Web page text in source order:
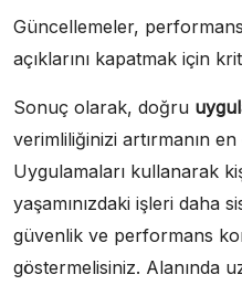
Güncellemeler,
açıklarını kapatmak için
Sonuç olarak, doğru
verimliliğinizi artırmanın
Uygulamaları kullanarak
yaşamınızdaki işleri daha
güvenlik ve performans
göstermelisiniz. Alanında